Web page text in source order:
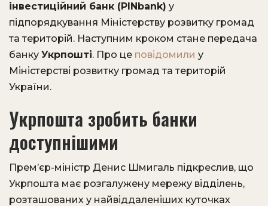
інвестиційний банк (PINbank) у
підпорядкування Міністерству розвитку громад
та територій. Наступним кроком стане передача
банку Укрпошті. Про це повідомили у
Міністерстві розвитку громад та територій
України.
Укрпошта зробить банки
доступнішими
Прем’єр-міністр Денис Шмигаль підкреслив, що
Укрпошта має розгалужену мережу відділень,
розташованих у найвіддаленіших куточках